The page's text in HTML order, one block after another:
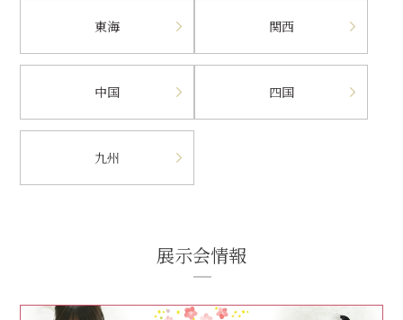
東海 関西
中国 四国
九州
展示会情報